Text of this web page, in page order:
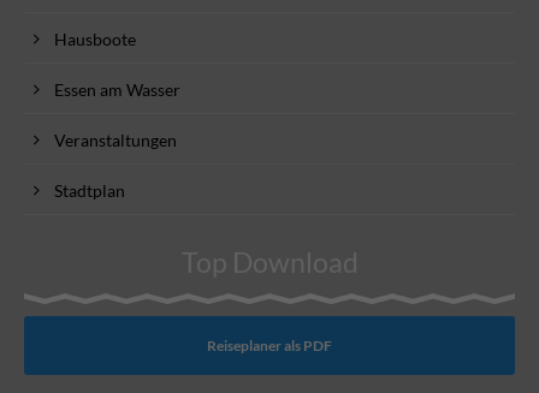
Hausboote
Essen am Wasser
Veranstaltungen
Stadtplan
Top Download
Reiseplaner als PDF